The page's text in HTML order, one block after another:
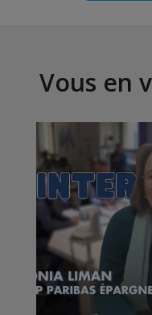
Vous en